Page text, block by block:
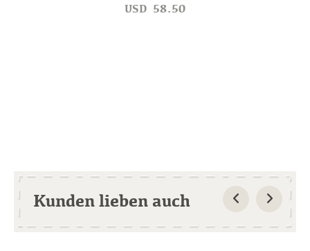
USD 58.50
Kunden lieben auch